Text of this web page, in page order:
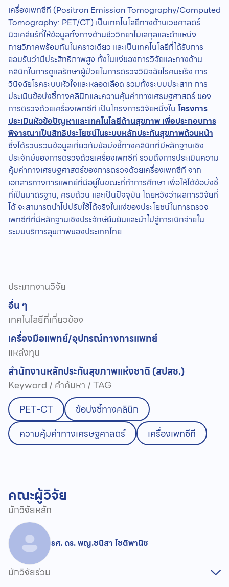
เครื่องเพทซีที (Positron Emission Tomography/Computed
Tomography: PET/CT) เป็นเทคโนโลยีทางด้านเวชศาสตร์
นิวเคลียร์ที่ให้ข้อมูลทั้งทางด้านชีววิทยาโมเลกุลและตำแหน่ง
กายวิภาคพร้อมกันในคราวเดียว และเป็นเทคโนโลยีที่ได้รับการ
ยอมรับว่ามีประสิทธิภาพสูง ทั้งในแง่ของการวิจัยและทางด้าน
คลินิกในการดูแลรักษาผู้ป่วยในการตรวจวินิจฉัยโรคมะเร็ง การ
วินิจฉัยโรคระบบหัวใจและหลอดเลือด รวมทั้งระบบประสาท การ
ประเมินข้อบ่งชี้ทางคลินิกและความคุ้มค่าทางเศรษฐศาสตร์ ของ
การตรวจด้วยเครื่องเพทซีที เป็นโครงการวิจัยหนึ่งใน โครงการ
ประเมินหัวข้อปัญหาและเทคโนโลยีด้านสุขภาพ เพื่อประกอบการ
พิจารณาเป็นสิทธิประโยชน์ในระบบหลักประกันสุขภาพถ้วนหน้า
ซึ่งได้รวบรวมข้อมูลเกี่ยวกับข้อบ่งชี้ทางคลินิกที่มีหลักฐานเชิง
ประจักษ์ของการตรวจด้วยเครื่องเพทซีที รวมถึงการประเมินความ
คุ้มค่าทางเศรษฐศาสตร์ของการตรวจด้วยเครื่องเพทซีที จาก
เอกสารทางการแพทย์ที่มีอยู่ในขณะที่ทำการศึกษา เพื่อให้ได้ข้อบ่งชี้
ที่เป็นมาตรฐาน, ครบถ้วน และเป็นปัจจุบัน โดยหวังว่าผลการวิจัยที่
ได้ จะสามารถนำไปปรับใช้ได้จริงในแง่ของประโยชน์ในการตรวจ
เพทซีทีที่มีหลักฐานเชิงประจักษ์ยืนยันและนำไปสู่การเบิกจ่ายใน
ระบบบริการสุขภาพของประเทศไทย
ประเภทงานวิจัย
อื่น ๆ
เทคโนโลยีที่เกี่ยวข้อง
เครื่องมือแพทย์/อุปกรณ์ทางการแพทย์
แหล่งทุน
สำนักงานหลักประกันสุขภาพแห่งชาติ (สปสช.)
Keyword / คำค้นหา / TAG
PET-CT
ข้อบ่งชี้ทางคลินิก
ความคุ้มค่าทางเศรษฐศาสตร์
เครื่องเพทซีที
คณะผู้วิจัย
นักวิจัยหลัก
รศ. ดร. พญ.ชนิสา โชติพานิช
นักวิจัยร่วม